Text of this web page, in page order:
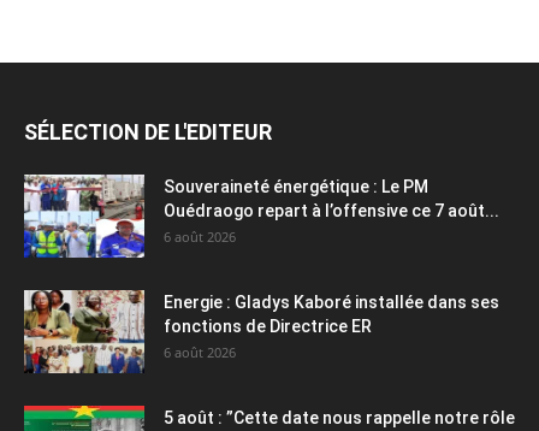
SÉLECTION DE L'EDITEUR
Souveraineté énergétique : Le PM
Ouédraogo repart à l’offensive ce 7 août...
6 août 2026
Energie : Gladys Kaboré installée dans ses
fonctions de Directrice ER
6 août 2026
5 août : ”Cette date nous rappelle notre rôle